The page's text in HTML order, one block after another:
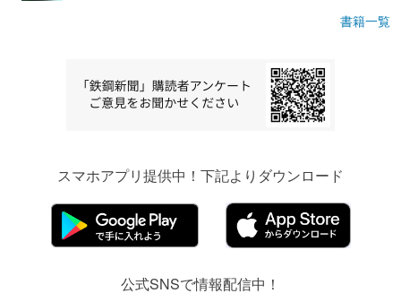
書籍一覧
スマホアプリ提供中！下記よりダウンロード
公式SNSで情報配信中！